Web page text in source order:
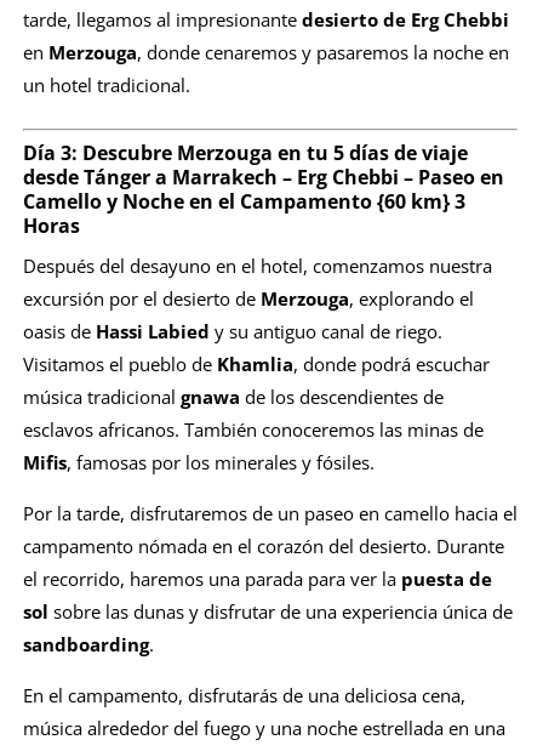
tarde, llegamos al impresionante desierto de Erg Chebbi
en Merzouga, donde cenaremos y pasaremos la noche en
un hotel tradicional.
Día 3: Descubre Merzouga en tu 5 días de viaje
desde Tánger a Marrakech – Erg Chebbi – Paseo en
Camello y Noche en el Campamento {60 km} 3
Horas
Después del desayuno en el hotel, comenzamos nuestra
excursión por el desierto de Merzouga, explorando el
oasis de Hassi Labied y su antiguo canal de riego.
Visitamos el pueblo de Khamlia, donde podrá escuchar
música tradicional gnawa de los descendientes de
esclavos africanos. También conoceremos las minas de
Mifis, famosas por los minerales y fósiles.
Por la tarde, disfrutaremos de un paseo en camello hacia el
campamento nómada en el corazón del desierto. Durante
el recorrido, haremos una parada para ver la puesta de
sol sobre las dunas y disfrutar de una experiencia única de
sandboarding.
En el campamento, disfrutarás de una deliciosa cena,
música alrededor del fuego y una noche estrellada en una